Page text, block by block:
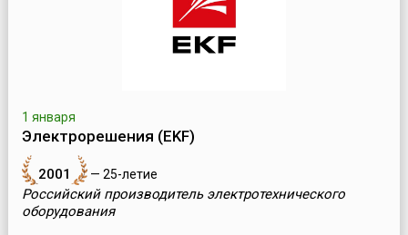
1 января
Электрорешения (EKF)
2001 — 25-летие
Российский производитель электротехнического
оборудования